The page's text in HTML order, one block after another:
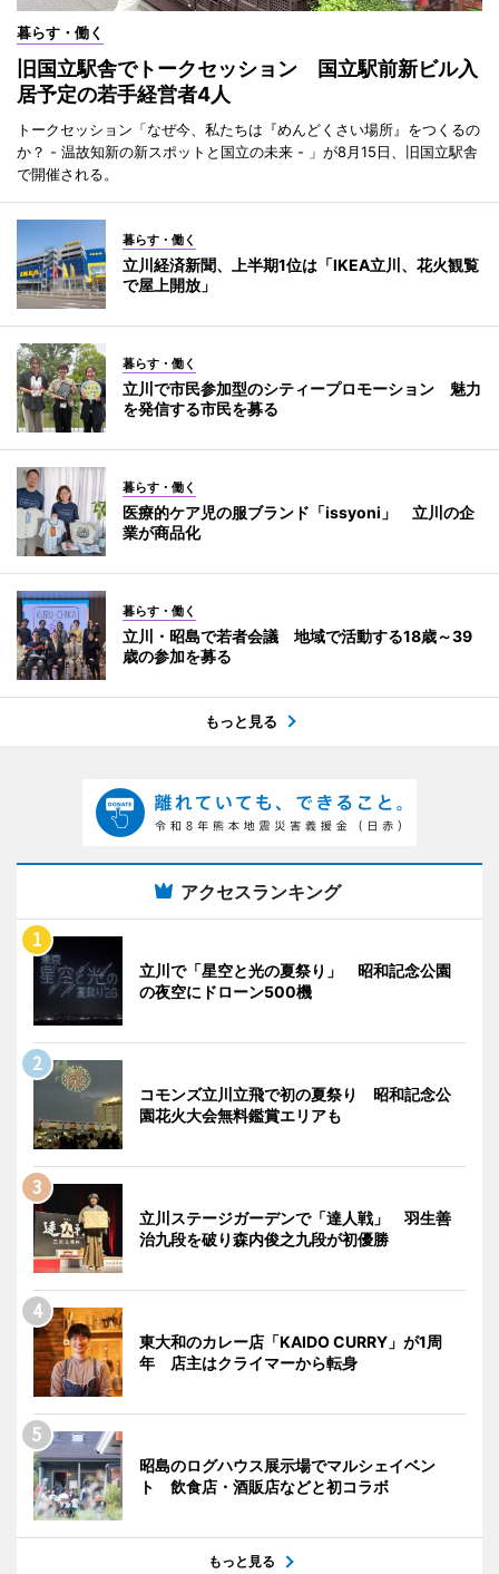
暮らす・働く
旧国立駅舎でトークセッション 国立駅前新ビル入
居予定の若手経営者4人
トークセッション「なぜ今、私たちは『めんどくさい場所』をつくるの
か？ - 温故知新の新スポットと国立の未来 - 」が8月15日、旧国立駅舎
で開催される。
暮らす・働く
立川経済新聞、上半期1位は「IKEA立川、花火観覧
で屋上開放」
暮らす・働く
立川で市民参加型のシティープロモーション 魅力
を発信する市民を募る
暮らす・働く
医療的ケア児の服ブランド「issyoni」 立川の企
業が商品化
暮らす・働く
立川・昭島で若者会議 地域で活動する18歳～39
歳の参加を募る
もっと見る
アクセスランキング
立川で「星空と光の夏祭り」 昭和記念公園
の夜空にドローン500機
コモンズ立川立飛で初の夏祭り 昭和記念公
園花火大会無料鑑賞エリアも
立川ステージガーデンで「達人戦」 羽生善
治九段を破り森内俊之九段が初優勝
東大和のカレー店「KAIDO CURRY」が1周
年 店主はクライマーから転身
昭島のログハウス展示場でマルシェイベン
ト 飲食店・酒販店などと初コラボ
もっと見る